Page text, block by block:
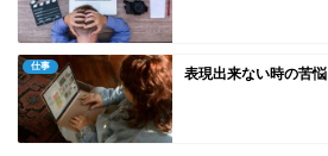
仕事 表現出来ない時の苦悩